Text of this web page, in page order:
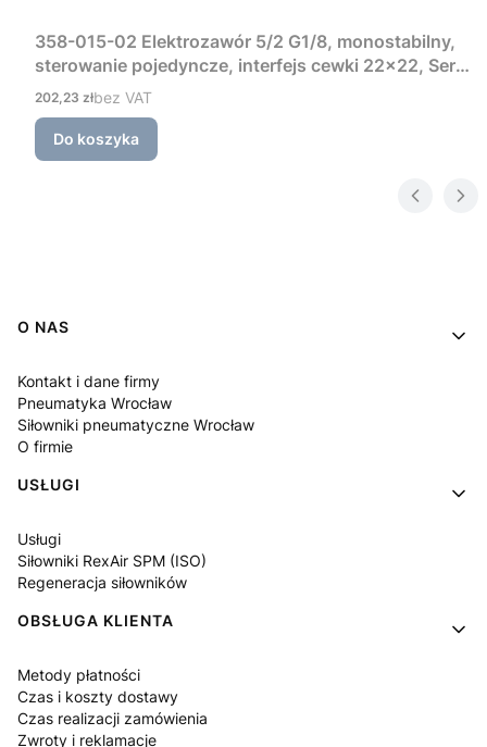
358-015-02 Elektrozawór 5/2 G1/8, monostabilny,
sterowanie pojedyncze, interfejs cewki 22×22, Seria
3 Camozzi
Cena
202,23 złbez VAT
Do koszyka
Linki w stopce
O NAS
Kontakt i dane firmy
Pneumatyka Wrocław
Siłowniki pneumatyczne Wrocław
O firmie
USŁUGI
Usługi
Siłowniki RexAir SPM (ISO)
Regeneracja siłowników
OBSŁUGA KLIENTA
Metody płatności
Czas i koszty dostawy
Czas realizacji zamówienia
Zwroty i reklamacje